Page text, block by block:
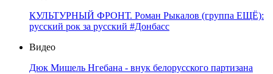
КУЛЬТУРНЫЙ ФРОНТ. Роман Рыкалов (группа ЕЩЁ):
русский рок за русский #Донбасс
Видео
Дюк Мишель Нгебана - внук белорусского партизана